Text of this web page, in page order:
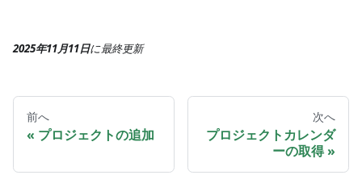
2025年11月11日に最終更新
前へ
プロジェクトの追加
次へ
プロジェクトカレンダ
ーの取得